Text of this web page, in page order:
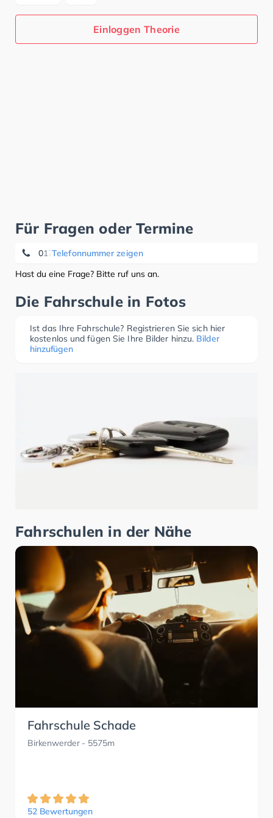
Einloggen Theorie
Für Fragen oder Termine
Telefonnummer zeigen
0172 7 25 75 38
Hast du eine Frage? Bitte ruf uns an.
Die Fahrschule in Fotos
Ist das Ihre Fahrschule? Registrieren Sie sich hier
kostenlos und fügen Sie Ihre Bilder hinzu. Bilder
hinzufügen
Fahrschulen in der Nähe
Fahrschule Schade
Birkenwerder- 5575m
52 Bewertungen